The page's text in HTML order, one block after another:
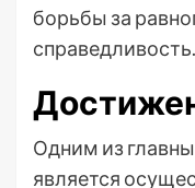
борьбы за
справедливость.
Одним из
является